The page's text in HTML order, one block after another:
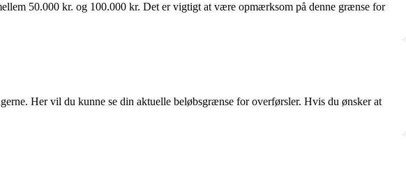
50.000 kr. og 100.000 kr. Det er vigtigt at være opmærksom på denne grænse for
Her vil du kunne se din aktuelle beløbsgrænse for overførsler. Hvis du ønsker at